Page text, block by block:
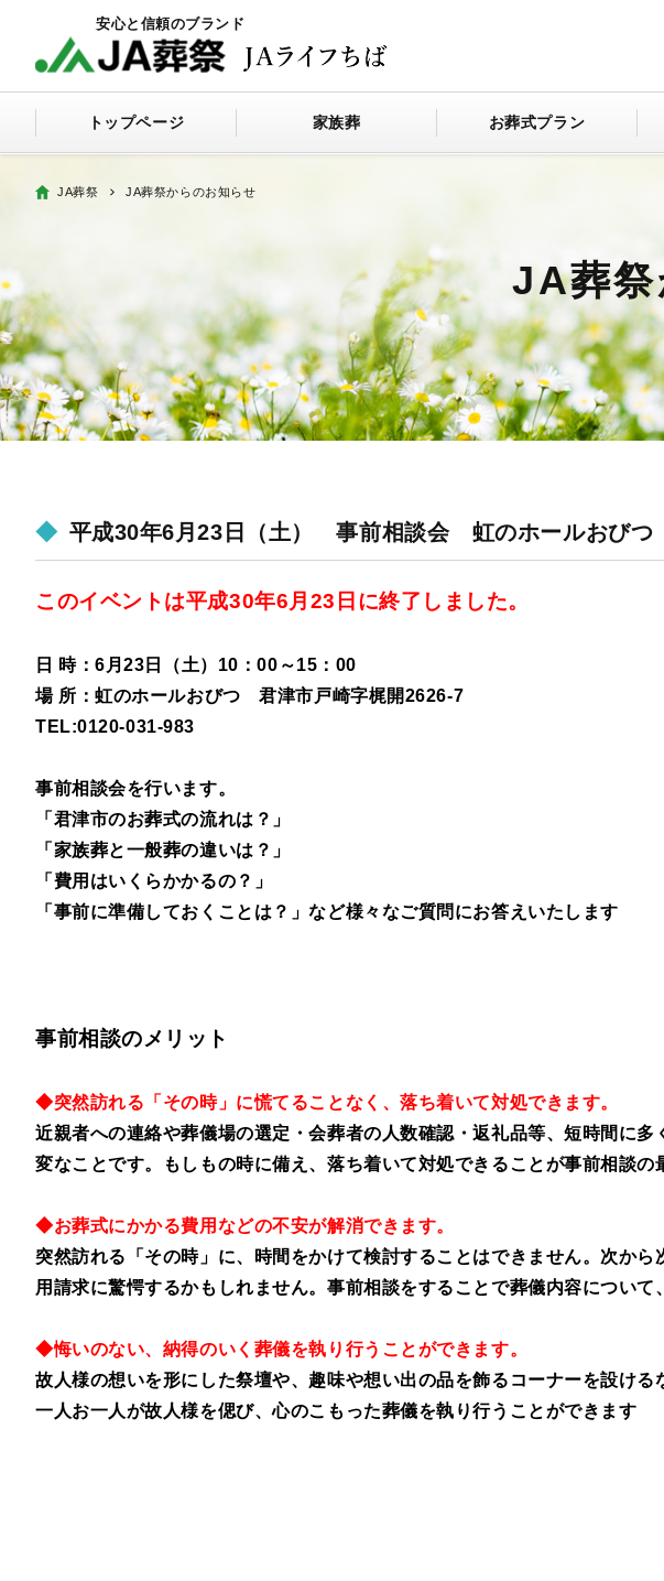
トップページ 家族葬 お葬式プラン
JA葬祭 JA葬祭からのお知らせ
平成30年6月23日（土） 事前相談会 虹のホールおびつ
このイベントは平成30年6月23日に終了しました。
日 時：6月23日（土）10：00～15：00
場 所：虹のホールおびつ君津市戸崎字梶開2626-7
TEL:0120-031-983
事前相談会を行います。
「君津市のお葬式の流れは？」
「家族葬と一般葬の違いは？」
「費用はいくらかかるの？」
「事前に準備しておくことは？」など様々なご質問にお答えいたします
事前相談のメリット
◆突然訪れる「その時」に慌てることなく、落ち着いて対処できます。
近親者への連絡や葬儀場の選定・会葬者の人数確認・返礼品等、短時間に
変なことです。もしもの時に備え、落ち着いて対処できることが事前相談の
◆お葬式にかかる費用などの不安が解消できます。
突然訪れる「その時」に、時間をかけて検討することはできません。次か
用請求に驚愕するかもしれません。事前相談をすることで葬儀内容について
◆悔いのない、納得のいく葬儀を執り行うことができます。
故人様の想いを形にした祭壇や、趣味や想い出の品を飾るコーナーを設け
一人お一人が故人様を偲び、心のこもった葬儀を執り行うことができます